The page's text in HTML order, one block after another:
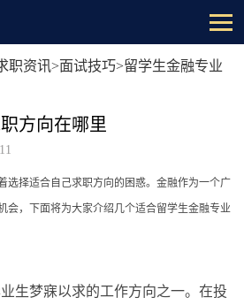
职资讯>面试技巧>留学生金融专业
方向在哪里
选择适合自己求职方向的困惑。金融作为一个广
会，下面将为大家介绍几个适合留学生金融专业
生梦寐以求的工作方向之一。在投